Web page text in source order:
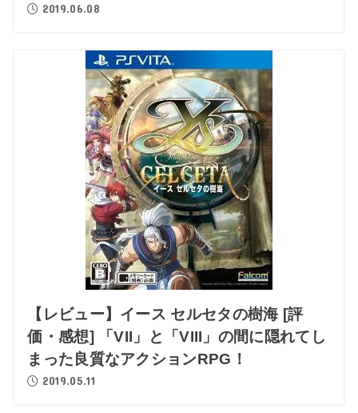
2019.06.08
【レビュー】イース セルセタの樹海 [評
価・感想] 「VII」と「VIII」の間に隠れてし
まった良質なアクションRPG！
2019.05.11